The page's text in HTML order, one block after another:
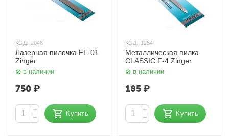
КОД: 2048
Лазерная пилочка FE-01
Zinger
в наличии
750₽
+
−
Купить
КОД: 1254
Металлическая пилка
CLASSIC F-4 Zinger
в наличии
185₽
+
−
Купить